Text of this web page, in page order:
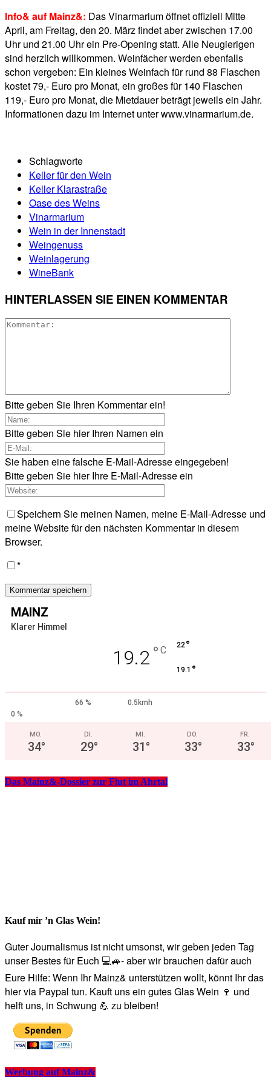
Info& auf Mainz&: Das Vinarmarium öffnet offiziell Mitte
April, am Freitag, den 20. März findet aber zwischen 17.00
Uhr und 21.00 Uhr ein Pre-Opening statt. Alle Neugierigen
sind herzlich willkommen. Weinfächer werden ebenfalls
schon vergeben: Ein kleines Weinfach für rund 88 Flaschen
kostet 79,- Euro pro Monat, ein großes für 140 Flaschen
119,- Euro pro Monat, die Mietdauer beträgt jeweils ein Jahr.
Informationen dazu im Internet unter www.vinarmarium.de.
Schlagworte
Keller für den Wein
Keller Klarastraße
Oase des Weins
Vinarmarium
Wein in der Innenstadt
Weingenuss
Weinlagerung
WineBank
HINTERLASSEN SIE EINEN KOMMENTAR
Bitte geben Sie Ihren Kommentar ein!
Bitte geben Sie hier Ihren Namen ein
Sie haben eine falsche E-Mail-Adresse eingegeben!
Bitte geben Sie hier Ihre E-Mail-Adresse ein
Speichern Sie meinen Namen, meine E-Mail-Adresse und
meine Website für den nächsten Kommentar in diesem
Browser.
*
MAINZ
Klarer Himmel
19.2 ° C 22°
19.1 °
66 %
0.5kmh
0 %
MO.
34°
DI.
29°
MI.
31°
DO.
33°
FR.
33°
Das Mainz&-Dossier zur Flut im Ahrtal
Kauf mir ’n Glas Wein!
Guter Journalismus ist nicht umsonst, wir geben jeden Tag
unser Bestes für Euch 💻🚙- aber wir brauchen dafür auch
Eure Hilfe: Wenn Ihr Mainz& unterstützen wollt, könnt Ihr das
hier via Paypal tun. Kauft uns ein gutes Glas Wein 🍷 und
helft uns, in Schwung 💪 zu bleiben!
Werbung auf Mainz&